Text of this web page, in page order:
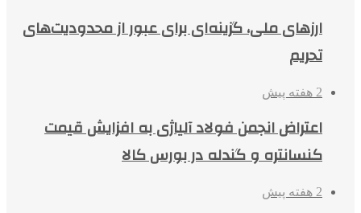
ارزهای ملی، گزینه‌ای برای عبور از محدودیت‌های
تحریم
2 هفته پیش
اعتراض انجمن فولاد آلیاژی به افزایش قیمت
کنسانتره و گندله در بورس کالا
2 هفته پیش